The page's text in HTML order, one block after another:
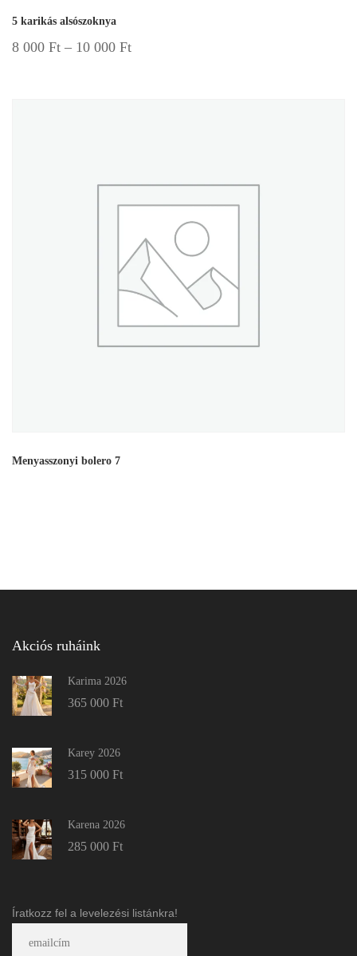
5 karikás alsószoknya
8 000 Ft – 10 000 Ft
Menyasszonyi bolero 7
Akciós ruháink
Karima 2026
365 000 Ft
Karey 2026
315 000 Ft
Karena 2026
285 000 Ft
Íratkozz fel a levelezési listánkra!